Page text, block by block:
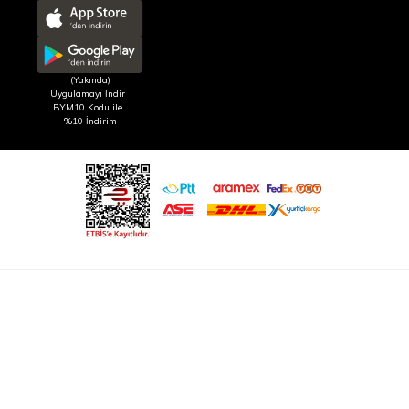
(Yakında)
Uygulamayı İndir
BYM10 Kodu ile
%10 İndirim